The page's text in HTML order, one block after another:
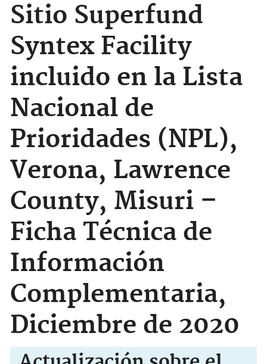
Sitio Superfund
Syntex Facility
incluido en la Lista
Nacional de
Prioridades (NPL),
Verona, Lawrence
County, Misuri –
Ficha Técnica de
Información
Complementaria,
Diciembre de 2020